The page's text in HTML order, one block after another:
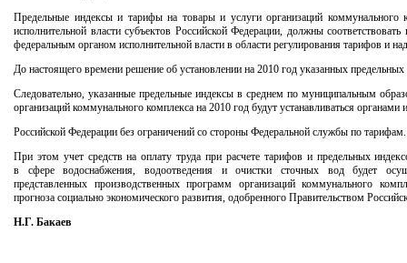
Предельные индексы и тарифы на товары и услуги организаций коммунального
исполнительной власти субъектов Российской Федерации, должны
федеральным органом исполнительной власти в области регулирования тарифов и
До настоящего времени решение об установлении на 2010 год указанных
Следовательно, указанные предельные индексы в среднем по муниципальным
организаций коммунального комплекса на 2010 год будут устанавливаться органами
Российской Федерации без ограничений со стороны Федеральной службы по тарифам.
При этом учет средств на оплату труда при расчете тарифов и предельных
в сфере водоснабжения, водоотведения и очистки сточных вод будет
представленных производственных программ организаций коммунального
прогноза социально экономического развития, одобренного Правительством
Н.Г. Бакаев